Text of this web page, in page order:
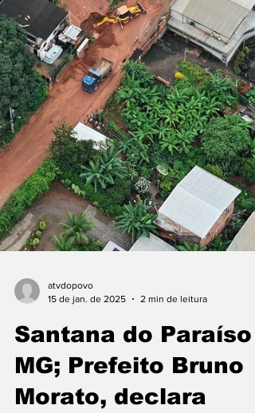
atvdopovo
15 de jan. de 2025
2 min de leitura